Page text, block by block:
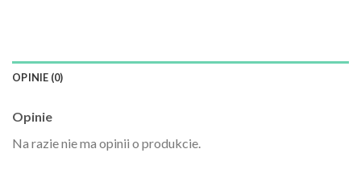
OPINIE (0)
Opinie
Na razie nie ma opinii o produkcie.